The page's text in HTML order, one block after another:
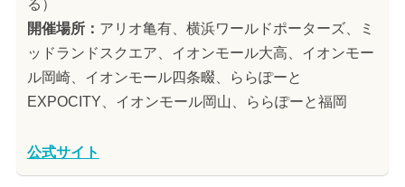
る）
開催場所： アリオ亀有、横浜ワールドポーターズ、ミ
ッドランドスクエア、イオンモール大高、イオンモー
ル岡崎、イオンモール四条畷、ららぽーと
EXPOCITY、イオンモール岡山、ららぽーと福岡
公式サイト